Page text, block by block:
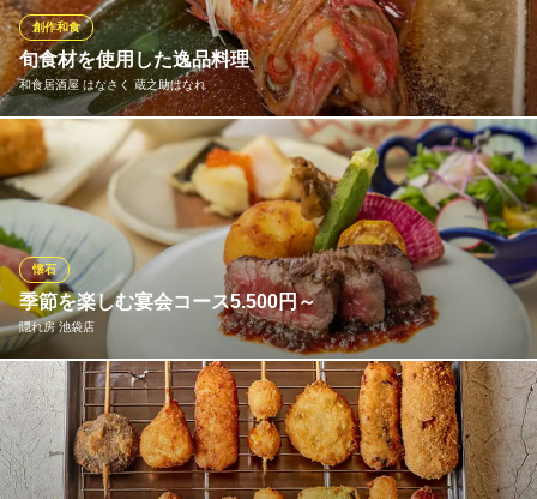
福ふくろう。
池袋西口・日本酒・和食
ＪＲ池袋駅 徒歩3分
東京都豊島区西池袋1-41-1 天幸ビルB1
旬食材を使用した逸品料理
和食居酒屋 はなさく 蔵之助はなれ
創作和食
旬の鮮魚や野菜を使用した「刺身」「天ぷら」「釜めし」「肴」
など、しゃぶしゃぶ無しでもご満足いただける逸品料理を取り揃
えた和食居酒屋です。
和食居酒屋 はなさく 蔵之助はなれ
秘伝の出汁しゃぶしゃぶ
ＪＲ池袋駅 徒歩3分
東京都豊島区西池袋3-33-17 東武西池袋サンライトマンション1F
季節を楽しむ宴会コース5.500円～
隠れ房 池袋店
懐石
隠れ房自慢の宴会メニューをご用意しております。お祝い事、記
念日等、御利用のシーンに合せてお使い下さい。
隠れ房 池袋店